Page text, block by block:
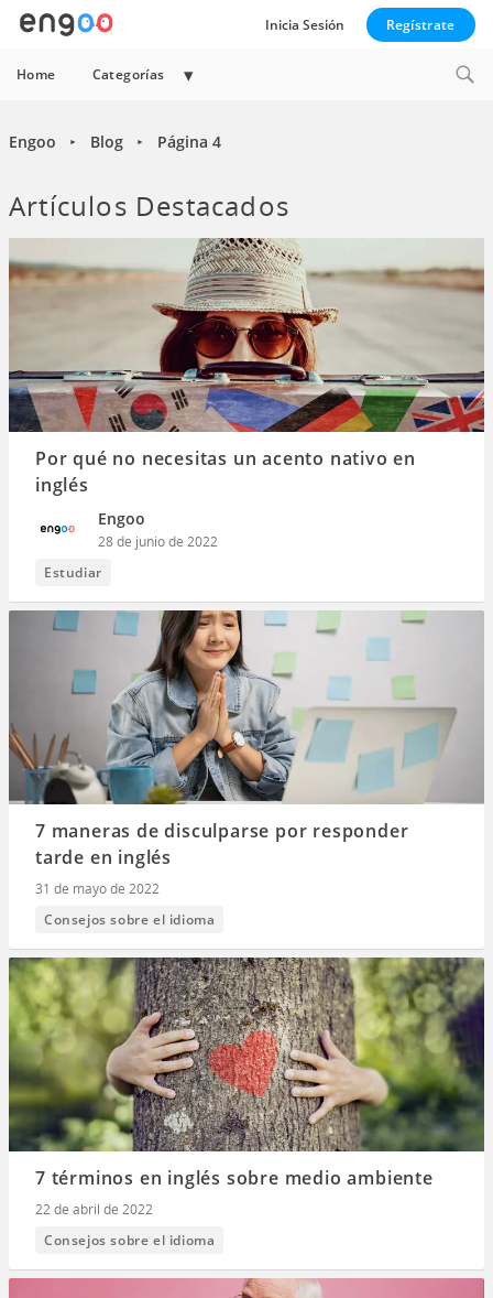
Inicia Sesión Regístrate
Home Categorías
Expand
Engoo ► Blog ► Página 4
Artículos Destacados
Por qué no necesitas un acento nativo en
inglés
Engoo
28 de junio de 2022
Estudiar
7 maneras de disculparse por responder
tarde en inglés
31 de mayo de 2022
Consejos sobre el idioma
7 términos en inglés sobre medio ambiente
22 de abril de 2022
Consejos sobre el idioma